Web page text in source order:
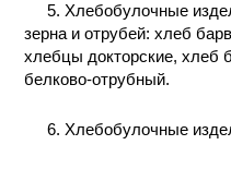
5. Хлебобулочные
зерна и отрубей: хлеб
хлебцы докторские, хлеб
белково-отрубный.
6. Хлебобулочные